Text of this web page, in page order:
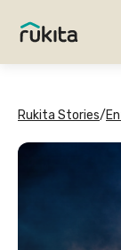
Rukita Stories/